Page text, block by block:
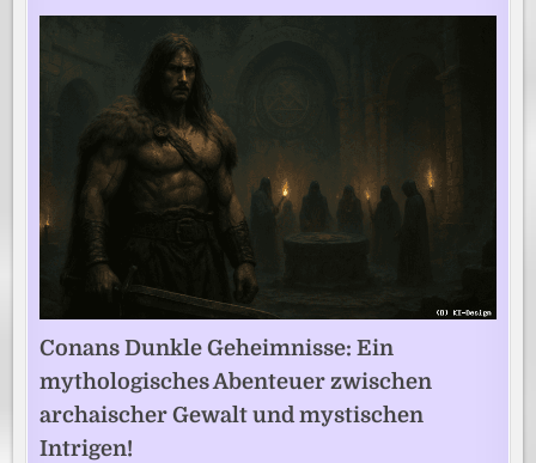
Conans Dunkle Geheimnisse: Ein
mythologisches Abenteuer zwischen
archaischer Gewalt und mystischen
Intrigen!